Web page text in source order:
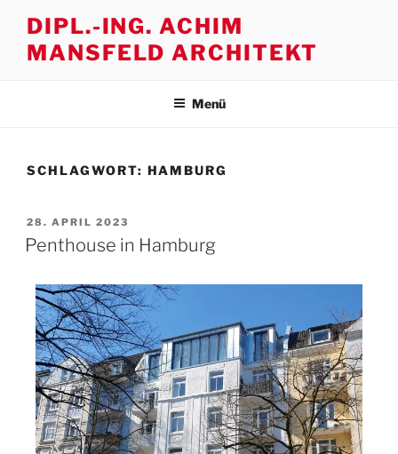
Inhalt
springen
DIPL.-ING. ACHIM
MANSFELD ARCHITEKT
Menü
SCHLAGWORT: HAMBURG
VERÖFFENTLICHT
AM
28. APRIL 2023
Penthouse in Hamburg